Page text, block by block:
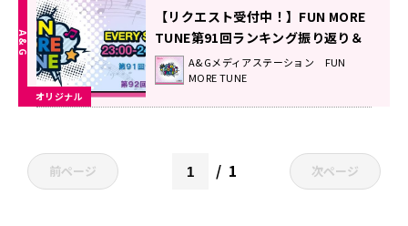
オリジナル
【リクエスト受付中！】FUN MORE
TUNE第91回ランキング振り返り＆
第92回 注目楽曲紹介
A&Gメディアステーション FUN
MORE TUNE
前ページ 1 次ページ